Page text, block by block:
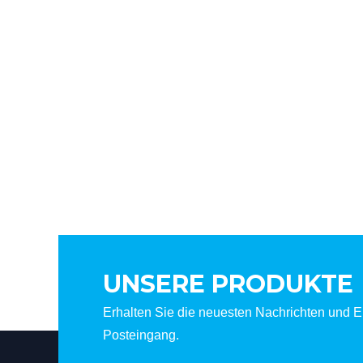
UNSERE PRODUKTE
Erhalten Sie die neuesten Nachrichten und